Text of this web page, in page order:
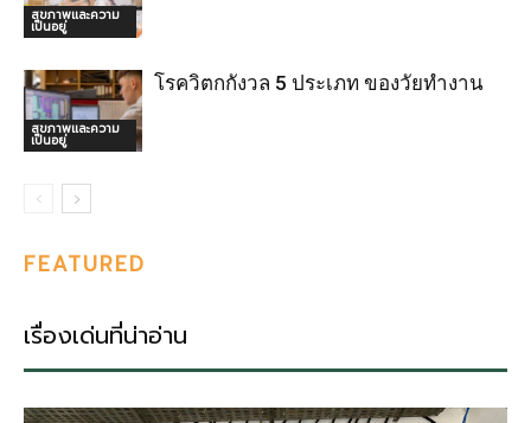
สุขภาพและความ
เป็นอยู่
สุขภาพและความ
เป็นอยู่
โรควิตกกังวล 5 ประเภท ของวัยทำงาน
FEATURED
เรื่องเด่นที่น่าอ่าน